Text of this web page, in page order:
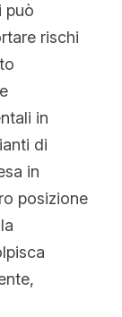
può
rischi
in
di
in
posizione